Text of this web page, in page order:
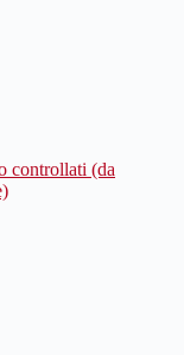
controllati (da